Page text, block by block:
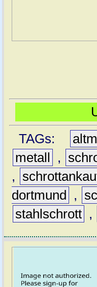
TAGs:
metall
,
,
dortmund
,
stahlschrott ,